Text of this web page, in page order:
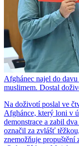
Afghánec najel do
muslimem. Dostal
Na doživotí poslal ve
Afghánce, který loni v
demonstrace a zabil
označil za zvlášť
znemožňuje propuštění